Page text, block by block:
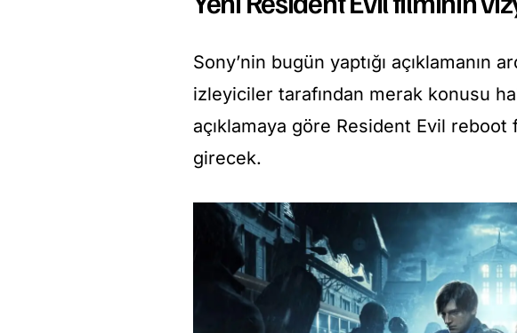
Sony’nin bugün yaptığı açıklamanın
izleyiciler tarafından merak konusu
açıklamaya göre Resident Evil reboot
girecek.